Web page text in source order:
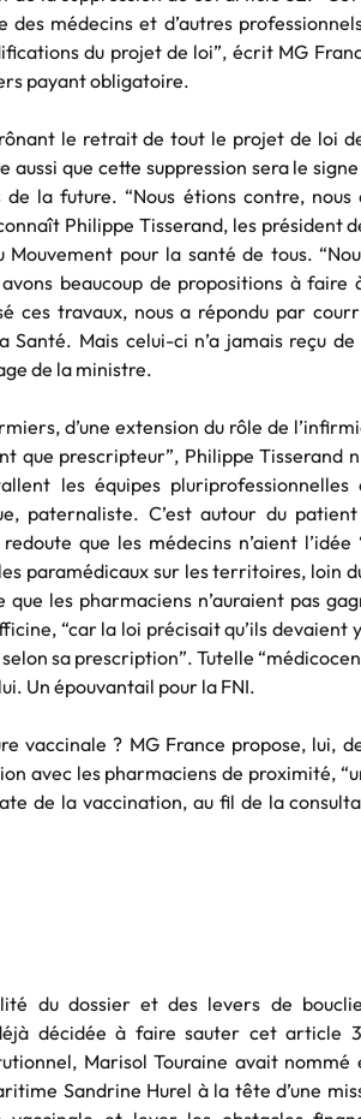
médecins et d’autres
du projet de loi”, écrit MG
payant obligatoire.
le retrait de tout le projet de loi
que cette suppression sera le signe
la future. “Nous étions contre, nous
Philippe Tisserand, les président
pour la santé de tous.
beaucoup de propositions à faire
ces travaux, nous a répondu par
Mais celui-ci n’a jamais reçu de
de la ministre.
d’une extension du rôle de
que prescripteur”, Philippe Tisserand
les équipes pluriprofessionnelles
paternaliste. C’est autour du
que les médecins n’aient l’idée
paramédicaux sur les territoires, loin
les pharmaciens n’auraient pas
“car la loi précisait qu’ils devaient
sa prescription”. Tutelle
Un épouvantail pour la FNI.
vaccinale ? MG France propose, lui,
avec les pharmaciens de proximité,
de la vaccination, au fil de la
du dossier et des levers de
décidée à faire sauter cet article
Marisol Touraine avait
Sandrine Hurel à la tête d’une